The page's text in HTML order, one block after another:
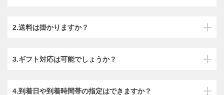
2.送料は掛かりますか？
3.ギフト対応は可能でしょうか？
4.到着日や到着時間帯の指定はできますか？